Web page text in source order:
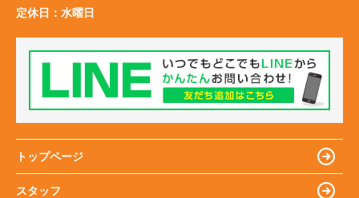
定休日： 水曜日
トップページ
スタッフ